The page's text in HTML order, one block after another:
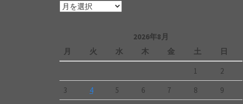
ア
ブ
2026年8月
月
火 水 木 金 土 日
1
2
3
4 5 6 7 8
9